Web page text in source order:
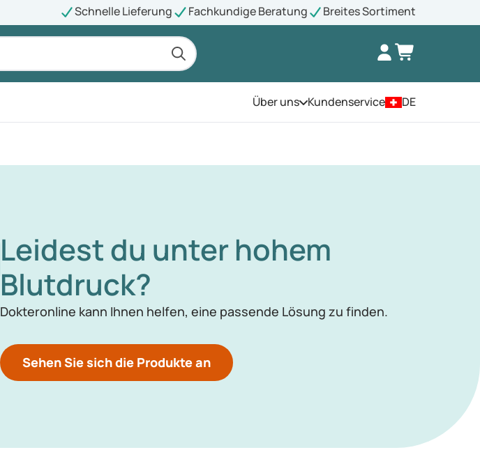
Schnelle Lieferung Fachkundige Beratung Breites Sortiment
Über unsÖffnen Sie das Menü
Kundenservice DE
Leidest du unter hohem
Blutdruck?
Dokteronline kann Ihnen helfen, eine passende Lösung zu finden.
Sehen Sie sich die Produkte an